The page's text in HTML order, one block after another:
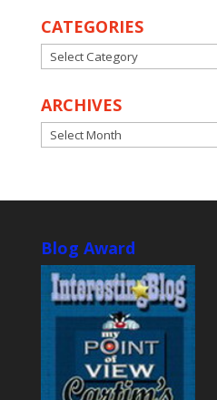
CATEGORIES
CATEGORIES
ARCHIVES
ARCHIVES
Blog Award